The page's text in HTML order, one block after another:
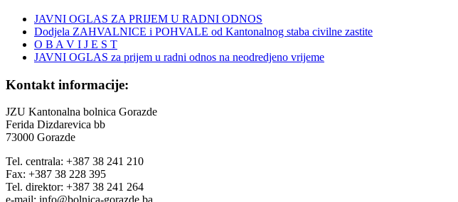
JAVNI OGLAS ZA PRIJEM U RADNI ODNOS
Dodjela ZAHVALNICE i POHVALE od Kantonalnog staba civilne zastite
O B A V I J E S T
JAVNI OGLAS za prijem u radni odnos na neodredjeno vrijeme
Kontakt informacije:
JZU Kantonalna bolnica Gorazde
Ferida Dizdarevica bb
73000 Gorazde
Tel. centrala: +387 38 241 210
Fax: +387 38 228 395
Tel. direktor: +387 38 241 264